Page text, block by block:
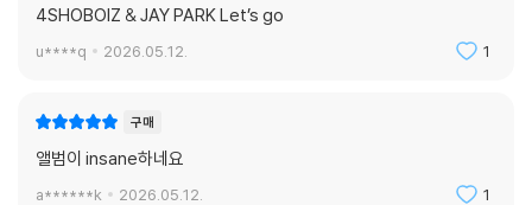
4SHOBOIZ & JAY PARK Let’s go
u****q 2026.05.12. 1
구매
앨범이 insane하네요
a******k 2026.05.12. 1